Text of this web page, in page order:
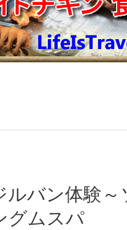
ルバン体験～
グムスパ